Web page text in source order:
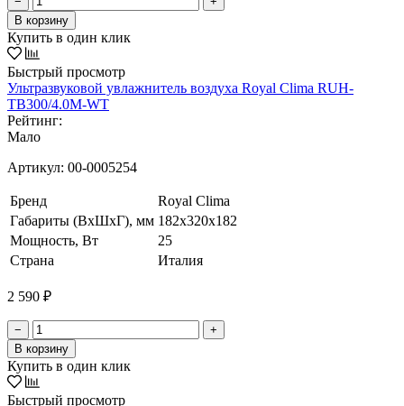
В корзину
Купить в один клик
Быстрый просмотр
Ультразвуковой увлажнитель воздуха Royal Clima RUH-
TB300/4.0M-WT
Рейтинг:
Мало
Артикул: 00-0005254
Бренд
Royal Clima
Габариты (ВхШхГ), мм 182x320x182
Мощность, Вт
25
Страна
Италия
2 590 ₽
−
+
В корзину
Купить в один клик
Быстрый просмотр